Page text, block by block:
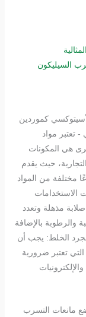
السيليكون
كموردين
تعتبر مواد
هي المكونات
حيث يقدم
مختلفة من المواد
الاستخدامات
مذهلة وتعدد
والرطوبة بالإضافة
مجرد الخلط: يجب أن
تعتبر ضرورية
مانعات التسرب